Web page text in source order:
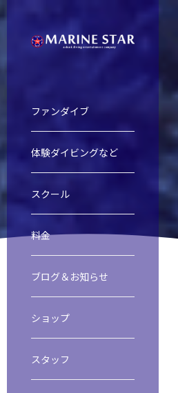
ファンダイブ
体験ダイビングなど
スクール
料金
ブログ＆お知らせ
ショップ
スタッフ